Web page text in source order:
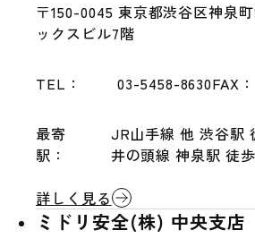
〒150-0045 東京都渋谷区神泉
ックスビル7階
TEL： 03-5458-8630FAX：
最寄
駅：
JR山手線 他 渋谷駅
井の頭線 神泉駅 徒
詳しく見る
ミドリ安全(株) 中央支店